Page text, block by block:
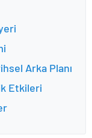
Arka Planı
Etkileri